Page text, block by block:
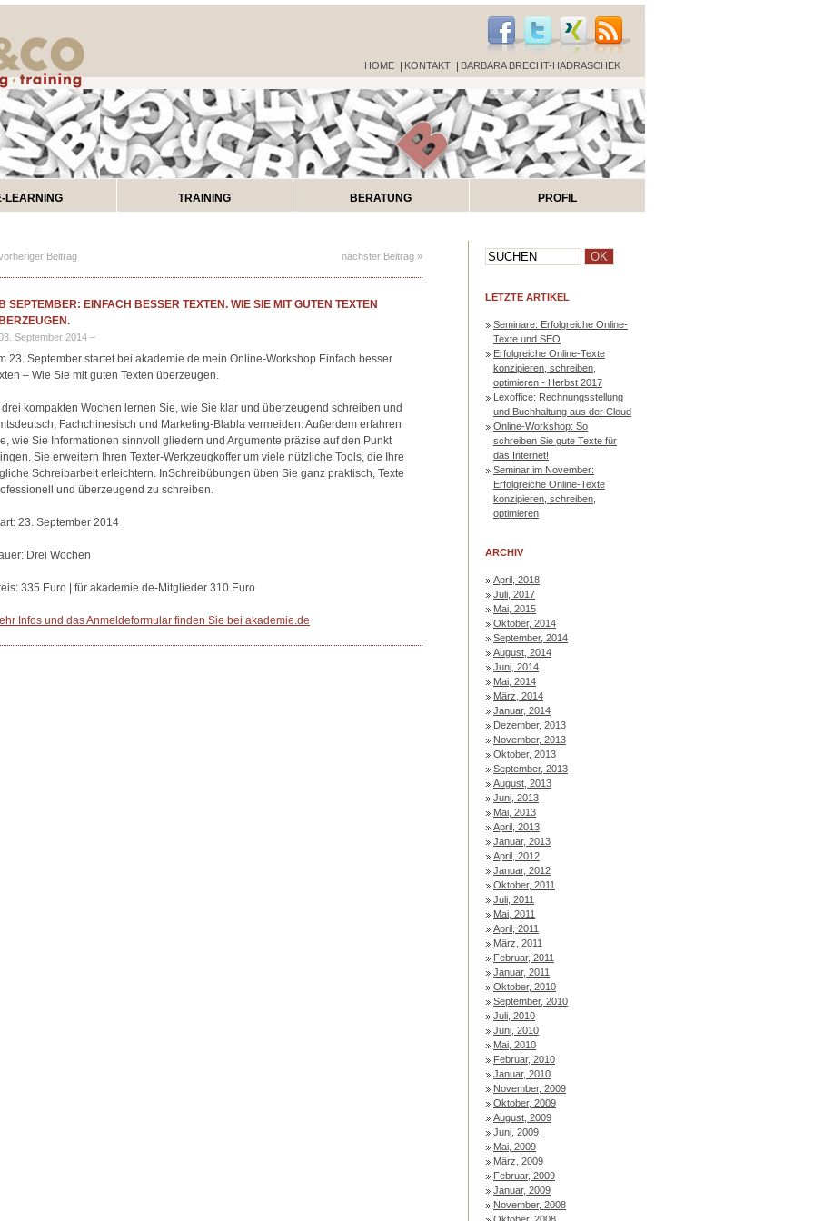
HOME KONTAKT BARBARA BRECHT-HADRASCHEK
LEARNING TRAINING BERATUNG PROFIL
Beitrag nächster Beitrag »
SEPTEMBER: EINFACH BESSER TEXTEN. WIE SIE MIT GUTEN TEXTEN
September 2014 –
23. September startet bei akademie.de mein Online-Workshop Einfach besser
– Wie Sie mit guten Texten überzeugen.
drei kompakten Wochen lernen Sie, wie Sie klar und überzeugend schreiben und
Fachchinesisch und Marketing-Blabla vermeiden. Außerdem erfahren
wie Sie Informationen sinnvoll gliedern und Argumente präzise auf den Punkt
Sie erweitern Ihren Texter-Werkzeugkoffer um viele nützliche Tools, die Ihre
Schreibarbeit erleichtern. InSchreibübungen üben Sie ganz praktisch, Texte
und überzeugend zu schreiben.
23. September 2014
Drei Wochen
335 Euro | für akademie.de-Mitglieder 310 Euro
Infos und das Anmeldeformular finden Sie bei akademie.de
LETZTE ARTIKEL
Seminare: Erfolgreiche Online-
Texte und SEO
Erfolgreiche Online-Texte
konzipieren, schreiben,
optimieren - Herbst 2017
Lexoffice: Rechnungsstellung
und Buchhaltung aus der Cloud
Online-Workshop: So
schreiben Sie gute Texte für
das Internet!
Seminar im November:
Erfolgreiche Online-Texte
konzipieren, schreiben,
optimieren
ARCHIV
April, 2018
Juli, 2017
Mai, 2015
Oktober, 2014
September, 2014
August, 2014
Juni, 2014
Mai, 2014
März, 2014
Januar, 2014
Dezember, 2013
November, 2013
Oktober, 2013
September, 2013
August, 2013
Juni, 2013
Mai, 2013
April, 2013
Januar, 2013
April, 2012
Januar, 2012
Oktober, 2011
Juli, 2011
Mai, 2011
April, 2011
März, 2011
Februar, 2011
Januar, 2011
Oktober, 2010
September, 2010
Juli, 2010
Juni, 2010
Mai, 2010
Februar, 2010
Januar, 2010
November, 2009
Oktober, 2009
August, 2009
Juni, 2009
Mai, 2009
März, 2009
Februar, 2009
Januar, 2009
November, 2008